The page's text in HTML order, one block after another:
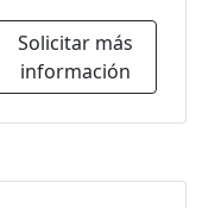
Solicitar más
información